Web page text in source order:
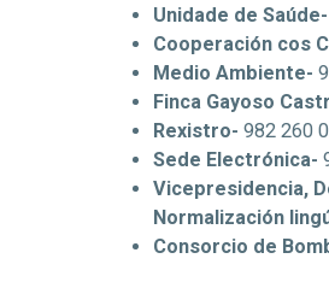
Unidade de Saúde-
Cooperación cos
Medio Ambiente-
Finca Gayoso
Rexistro- 982 260
Sede Electrónica-
Vicepresidencia,
Normalización
Consorcio de